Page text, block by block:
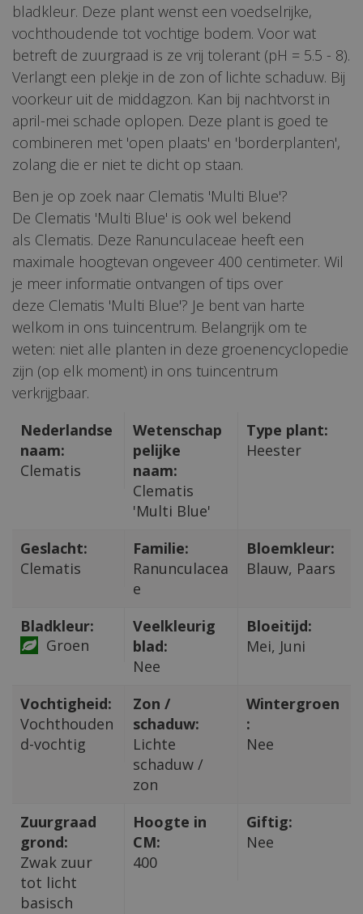
bladkleur. Deze plant wenst een voedselrijke,
vochthoudende tot vochtige bodem. Voor wat
betreft de zuurgraad is ze vrij tolerant (pH = 5.5 - 8).
Verlangt een plekje in de zon of lichte schaduw. Bij
voorkeur uit de middagzon. Kan bij nachtvorst in
april-mei schade oplopen. Deze plant is goed te
combineren met 'open plaats' en 'borderplanten',
zolang die er niet te dicht op staan.
Ben je op zoek naar Clematis 'Multi Blue'?
De Clematis 'Multi Blue' is ook wel bekend
als Clematis. Deze Ranunculaceae heeft een
maximale hoogtevan ongeveer 400 centimeter. Wil
je meer informatie ontvangen of tips over
deze Clematis 'Multi Blue'? Je bent van harte
welkom in ons tuincentrum. Belangrijk om te
weten: niet alle planten in deze groenencyclopedie
zijn (op elk moment) in ons tuincentrum
verkrijgbaar.
Nederlandse
naam:
Clematis
Wetenschap
pelijke
naam:
Clematis
'Multi Blue'
Type plant:
Heester
Geslacht:
Clematis
Familie:
Ranunculacea
e
Bloemkleur:
Blauw, Paars
Bladkleur:
Groen
Veelkleurig
blad:
Nee
Bloeitijd:
Mei, Juni
Vochtigheid:
Vochthouden
d-vochtig
Zon /
schaduw:
Lichte
schaduw /
zon
Wintergroen
:
Nee
Zuurgraad
grond:
Zwak zuur
tot licht
basisch
Hoogte in
CM:
400
Giftig:
Nee